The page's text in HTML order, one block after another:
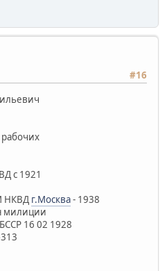
#16
с 1921
НКВД г.Москва- 1938
милиции
16 02 1928